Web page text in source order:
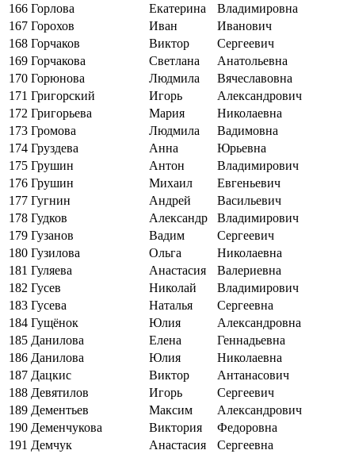
166 Горлова Екатерина
Владимировна
167 Горохов Иван
Иванович
168 Горчаков Виктор
Сергеевич
169 Горчакова Светлана
Анатольевна
170 Горюнова Людмила
Вячеславовна
171 Григорский Игорь
Александрович
172 Григорьева Мария
Николаевна
173 Громова Людмила
Вадимовна
174 Груздева Анна
Юрьевна
175 Грушин Антон
Владимирович
176 Грушин Михаил
Евгеньевич
177 Гугнин Андрей
Васильевич
178 Гудков Александр
Владимирович
179 Гузанов Вадим
Сергеевич
180 Гузилова Ольга
Николаевна
181 Гуляева Анастасия
Валериевна
182 Гусев Николай
Владимирович
183 Гусева Наталья
Сергеевна
184 Гущёнок Юлия
Александровна
185 Данилова Елена
Геннадьевна
186 Данилова Юлия
Николаевна
187 Дацкис Виктор
Антанасович
188 Девятилов Игорь
Сергеевич
189 Дементьев Максим
Александрович
190 Деменчукова Виктория
Федоровна
191 Демчук Анастасия
Сергеевна